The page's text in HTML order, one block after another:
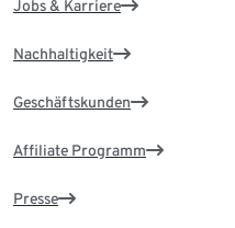
Jobs & Karriere
Nachhaltigkeit
Geschäftskunden
Affiliate Programm
Presse